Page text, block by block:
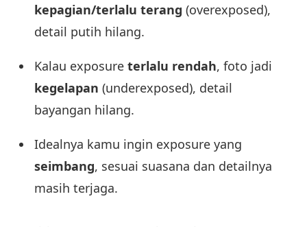
kepagian/terlalu terang (overexposed),
detail putih hilang.
Kalau exposure terlalu rendah, foto jadi
kegelapan (underexposed), detail
bayangan hilang.
Idealnya kamu ingin exposure yang
seimbang, sesuai suasana dan detailnya
masih terjaga.